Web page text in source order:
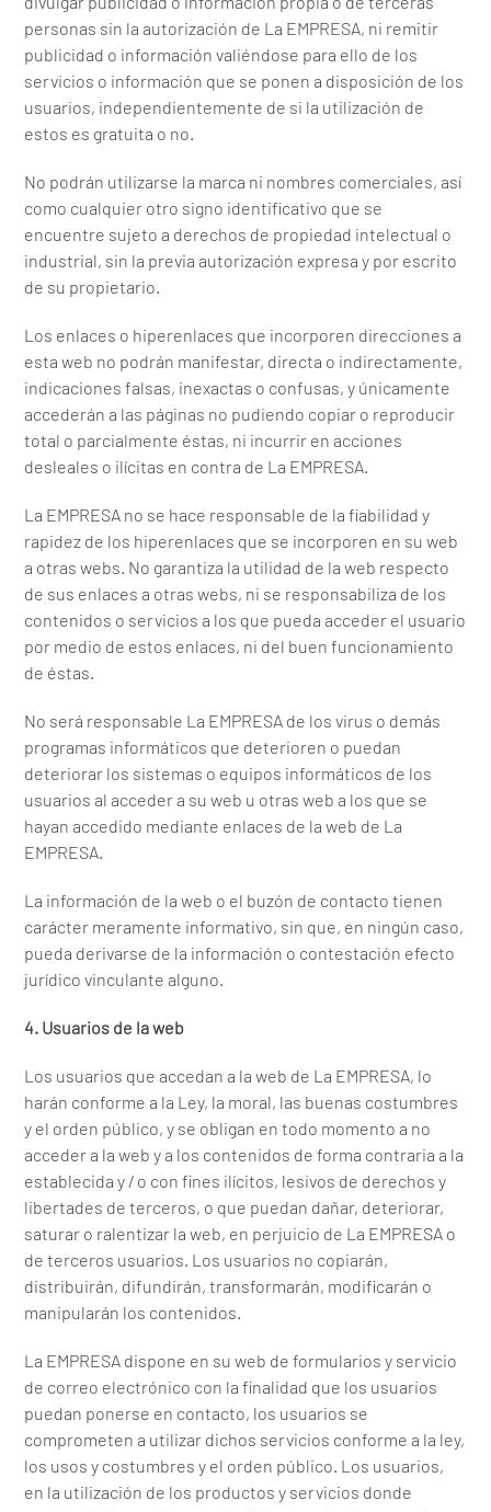
personas sin la autorización de La EMPRESA, ni remitir
publicidad o información valiéndose para ello de los
servicios o información que se ponen a disposición de los
usuarios, independientemente de si la utilización de
estos es gratuita o no.
No podrán utilizarse la marca ni nombres comerciales, así
como cualquier otro signo identificativo que se
encuentre sujeto a derechos de propiedad intelectual o
industrial, sin la previa autorización expresa y por escrito
de su propietario.
Los enlaces o hiperenlaces que incorporen direcciones a
esta web no podrán manifestar, directa o indirectamente,
indicaciones falsas, inexactas o confusas, y únicamente
accederán a las páginas no pudiendo copiar o reproducir
total o parcialmente éstas, ni incurrir en acciones
desleales o ilícitas en contra de La EMPRESA.
La EMPRESA no se hace responsable de la fiabilidad y
rapidez de los hiperenlaces que se incorporen en su web
a otras webs. No garantiza la utilidad de la web respecto
de sus enlaces a otras webs, ni se responsabiliza de los
contenidos o servicios a los que pueda acceder el usuario
por medio de estos enlaces, ni del buen funcionamiento
de éstas.
No será responsable La EMPRESA de los virus o demás
programas informáticos que deterioren o puedan
deteriorar los sistemas o equipos informáticos de los
usuarios al acceder a su web u otras web a los que se
hayan accedido mediante enlaces de la web de La
EMPRESA.
La información de la web o el buzón de contacto tienen
carácter meramente informativo, sin que, en ningún caso,
pueda derivarse de la información o contestación efecto
jurídico vinculante alguno.
4. Usuarios de la web
Los usuarios que accedan a la web de La EMPRESA, lo
harán conforme a la Ley, la moral, las buenas costumbres
y el orden público, y se obligan en todo momento a no
acceder a la web y a los contenidos de forma contraria a la
establecida y / o con fines ilícitos, lesivos de derechos y
libertades de terceros, o que puedan dañar, deteriorar,
saturar o ralentizar la web, en perjuicio de La EMPRESA o
de terceros usuarios. Los usuarios no copiarán,
distribuirán, difundirán, transformarán, modificarán o
manipularán los contenidos.
La EMPRESA dispone en su web de formularios y servicio
de correo electrónico con la finalidad que los usuarios
puedan ponerse en contacto, los usuarios se
comprometen a utilizar dichos servicios conforme a la ley,
los usos y costumbres y el orden público. Los usuarios,
en la utilización de los productos y servicios donde